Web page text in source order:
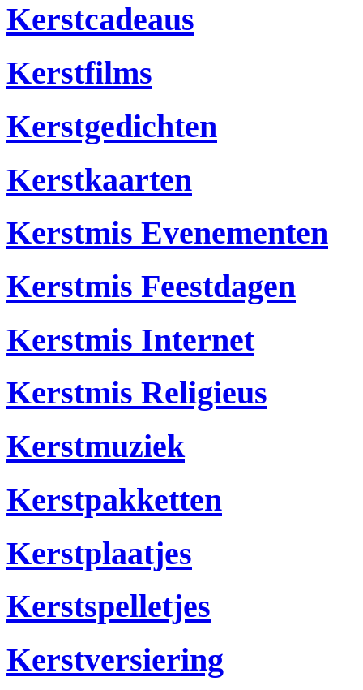
Kerstcadeaus
Kerstfilms
Kerstgedichten
Kerstkaarten
Kerstmis Evenementen
Kerstmis Feestdagen
Kerstmis Internet
Kerstmis Religieus
Kerstmuziek
Kerstpakketten
Kerstplaatjes
Kerstspelletjes
Kerstversiering